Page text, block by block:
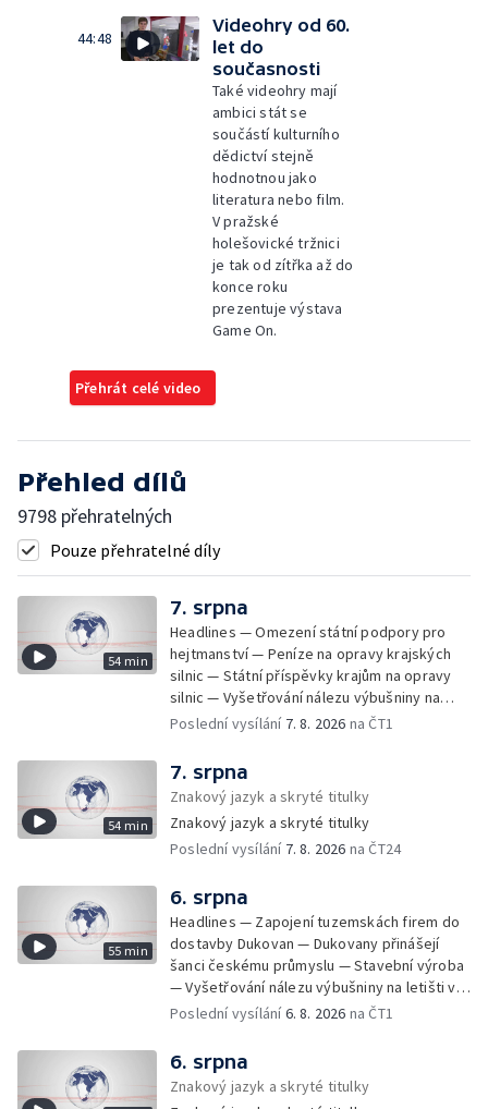
44:48
Videohry od 60.
let do
současnosti
Také videohry mají
ambici stát se
součástí kulturního
dědictví stejně
hodnotnou jako
literatura nebo film.
V pražské
holešovické tržnici
je tak od zítřka až do
konce roku
prezentuje výstava
Game On.
Přehrát celé video
Přehled dílů
9798 přehratelných
Pouze přehratelné díly
54 min
7. srpna
Headlines — Omezení státní podpory pro
hejtmanství — Peníze na opravy krajských
silnic — Státní příspěvky krajům na opravy
silnic — Vyšetřování nálezu výbušniny na
letišti v Lipsku — Pasové kontroly spojů mezi
budovy ve Zlíně — Pohřeb Milana Knížáka —
Obvinění v kauze Správy železnic — Tržby
ve službách vzrostly — Další útoku
ukrajinských dronů na sklady v Rusku —
Exhumace těl obětí volyňských masakrů —
Vodní elektrárny kvůli suchu omezují provoz
— 25 let od zápisu vily Tugendhat na seznam
UNESCO — Pokuta pro společnost Meta —
Oběti po střelbě na škole v Thajsku —
Technologie pomáhají s péčí o seniory —
Útok nožem v Tanvaldu — Výměna řidičských
průkazů — Demolice vyhořelé výškové
ze Zlína — Zpracování sutě po demolici —
Požár v bratislavské rafinerii — Obce bez
Poslední vysílání 7. 8. 2026 na ČT1
54 min
7. srpna
Znakový jazyk a skryté titulky
Znakový jazyk a skryté titulky
Poslední vysílání 7. 8. 2026 na ČT24
55 min
6. srpna
Headlines — Zapojení tuzemskách firem do
dostavby Dukovan — Dukovany přinášejí
šanci českému průmyslu — Stavební výroba
— Vyšetřování nálezu výbušniny na letišti v
Lipsku — Bourání torza vyhořelé budovy ve
Omezování spotřeby vody v Jihlavě — Čistý
zisk bank — Jednání o ukončení bojů na
Blízkém východě — Opakované údery na
Poslední vysílání6. 8. 2026 na ČT1
6. srpna
Znakový jazyk a skryté titulky